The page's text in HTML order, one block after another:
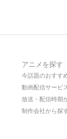
アニメを探す
今話題のおすす
動画配信サービ
放送・配信時期
制作会社から探